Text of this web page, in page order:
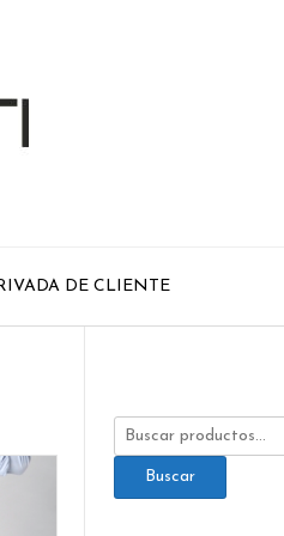
DE CLIENTE
Buscar
por:
Buscar